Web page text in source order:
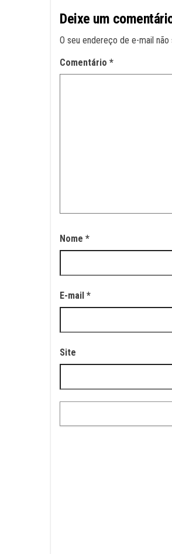
Deixe um
O seu endereço de e-mail não
Comentário *
Nome *
E-mail *
Site